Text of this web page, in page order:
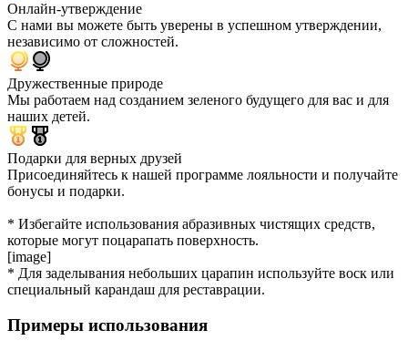
Онлайн-утверждение
С нами вы можете быть уверены в успешном утверждении,
независимо от сложностей.
Дружественные природе
Мы работаем над созданием зеленого будущего для вас и для
наших детей.
Подарки для верных друзей
Присоединяйтесь к нашей программе лояльности и получайте
бонусы и подарки.
* Избегайте использования абразивных чистящих средств,
которые могут поцарапать поверхность.
[image]
* Для заделывания небольших царапин используйте воск или
специальный карандаш для реставрации.
Примеры использования